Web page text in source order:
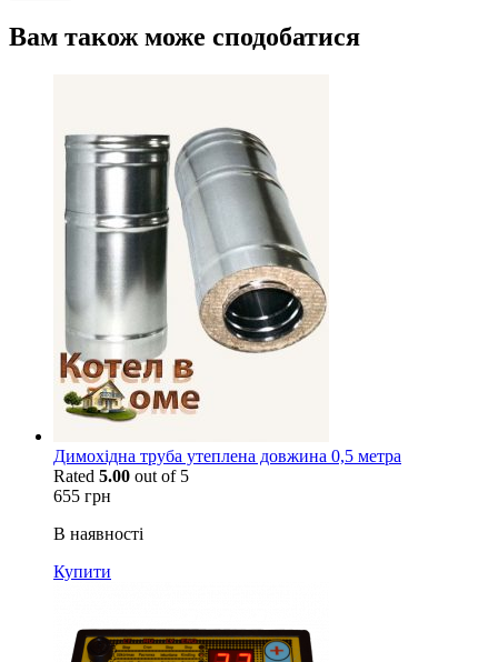
Вам також може сподобатися
Димохідна труба утеплена довжина 0,5 метра
Rated 5.00 out of 5
655 грн
В наявності
Купити